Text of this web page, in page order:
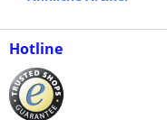
Hotline